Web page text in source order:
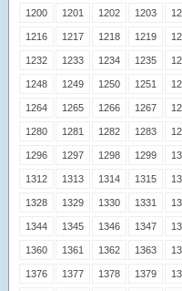
1200 1201 1202 1203
1216 1217 1218 1219
1232 1233 1234 1235
1248 1249 1250 1251
1264 1265 1266 1267
1280 1281 1282 1283
1296 1297 1298 1299
1312 1313 1314 1315
1328 1329 1330 1331
1344 1345 1346 1347
1360 1361 1362 1363
1376 1377 1378 1379